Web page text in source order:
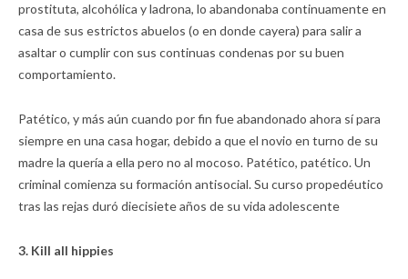
prostituta, alcohólica y ladrona, lo abandonaba continuamente en
casa de sus estrictos abuelos (o en donde cayera) para salir a
asaltar o cumplir con sus continuas condenas por su buen
comportamiento.
Patético, y más aún cuando por fin fue abandonado ahora sí para
siempre en una casa hogar, debido a que el novio en turno de su
madre la quería a ella pero no al mocoso. Patético, patético. Un
criminal comienza su formación antisocial. Su curso propedéutico
tras las rejas duró diecisiete años de su vida adolescente
3. Kill all hippies